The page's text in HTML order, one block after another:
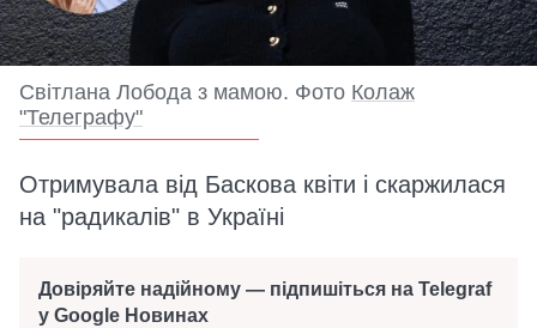
Світлана Лобода з мамою. Фото Колаж
"Телеграфу"
Отримувала від Баскова квіти і скаржилася
на "радикалів" в Україні
Довіряйте надійному — підпишіться на Telegraf
у Google Новинах